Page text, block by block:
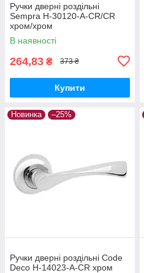
Ручки дверні роздільні
Sempra H-30120-A-CR/CR
хром/хром
В наявності
264,83 ₴ 373 ₴
Купити
Новинка –25%
Ручки дверні роздільні Code
Deco H-14023-A-CR хром